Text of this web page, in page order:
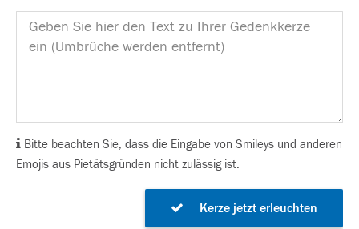
Bitte beachten Sie, dass die Eingabe von Smileys und anderen
Emojis aus Pietätsgründen nicht zulässig ist.
Kerze jetzt erleuchten